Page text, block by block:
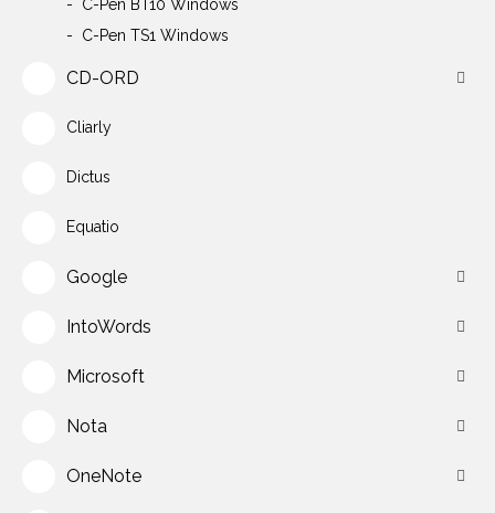
C-Pen BT10 Windows
C-Pen TS1 Windows
CD-ORD
Cliarly
Dictus
Equatio
Google
IntoWords
Microsoft
Nota
OneNote